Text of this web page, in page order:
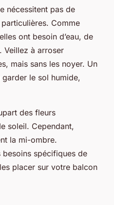
nécessitent pas de
Comme
ont besoin d’eau, de
Veillez à arroser
mais sans les noyer. Un
le sol humide,
des fleurs
soleil. Cependant,
la mi-ombre.
besoins spécifiques de
placer sur votre balcon